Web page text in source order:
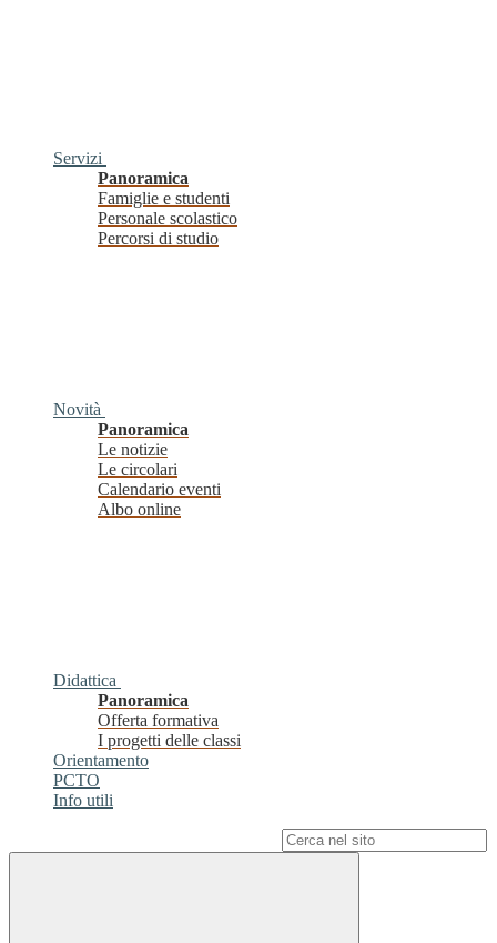
Servizi
Panoramica
Famiglie e studenti
Personale scolastico
Percorsi di studio
Novità
Panoramica
Le notizie
Le circolari
Calendario eventi
Albo online
Didattica
Panoramica
Offerta formativa
I progetti delle classi
Orientamento
PCTO
Info utili